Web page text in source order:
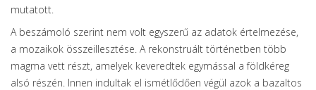
mutatott.
A beszámoló szerint nem volt egyszerű az adatok értelmezése,
a mozaikok összeillesztése. A rekonstruált történetben több
magma vett részt, amelyek keveredtek egymással a földkéreg
alsó részén. Innen indultak el ismétlődően végül azok a bazaltos